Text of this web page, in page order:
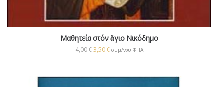
Μαθητεία στόν ἅγιο Νικόδημο
4,00€ 3,50€ συμ/νου ΦΠΑ